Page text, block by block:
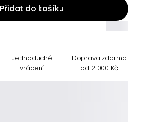
Přidat do košíku
Jednoduché
vrácení
Doprava zdarma
od 2 000 Kč